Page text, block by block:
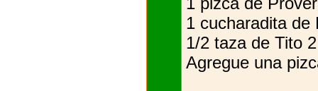
1 cucharadita de
1/2 taza de Tito
Agregue una